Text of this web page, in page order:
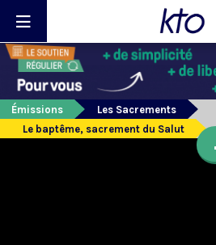
Émissions
Les Sacrements
Le baptême, sacrement du Salut